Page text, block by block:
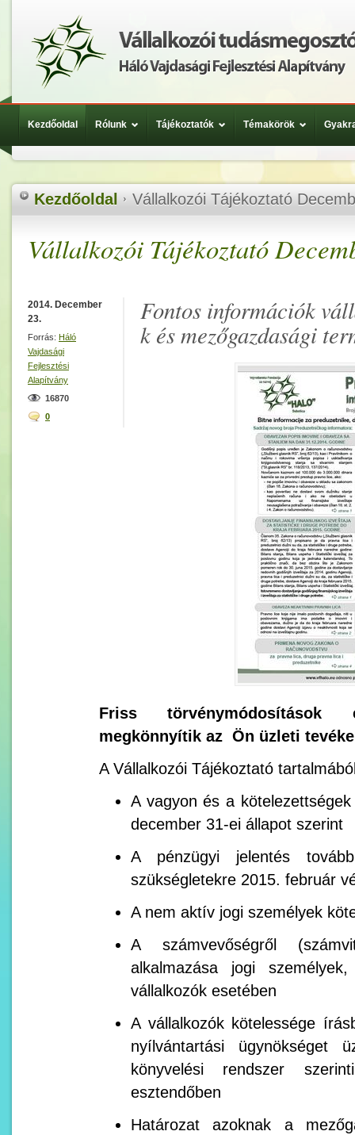
Kezdőoldal Rólunk Tájékoztatók Témakörök
Kezdőoldal Vállalkozói Tájékoztató
Vállalkozói Tájékoztató
2014. December
23.
Forrás: Háló
Vajdasági
Fejlesztési
Alapítvány
16870
0
Fontos információk
k és mezőgazdasági
Friss
megkönnyítik az Ön üzleti
A Vállalkozói Tájékoztató
A vagyon és a
december 31-ei állapot szerint
A pénzügyi jelentés
szükségletekre 2015. február
A nem aktív jogi személyek
A számvevőségről
alkalmazása jogi
vállalkozók esetében
A vállalkozók kötelessége
nyílvántartási ügynökséget
könyvelési rendszer
esztendőben
Határozat azoknak a